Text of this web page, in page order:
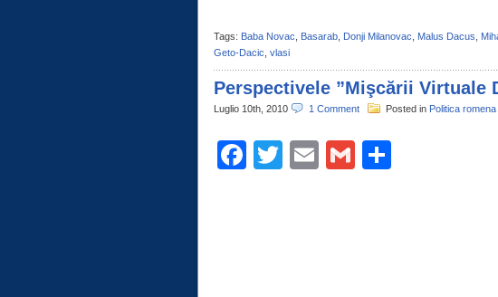
Tags: Baba Novac Basarab, Donji Milanovac Malus Dacus
Geto-Dacic vlasi
Perspectivele ”Mişcării Virtuale
Luglio 10th, 2010 1 Comment Posted in Politica romena
Facebook
TwitterEmailGmail